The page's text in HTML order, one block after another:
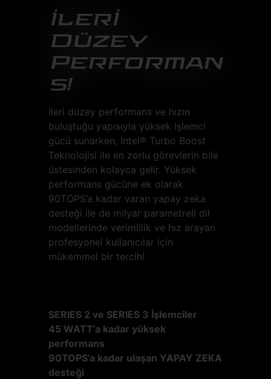
İlerİ
Düzey
Performan
s!
İleri düzey performans ve hızın
buluştuğu yapısıyla yüksek işlemci
gücü sunarken, Intel® Turbo Boost
Teknolojisi ile en zorlu görevlerin bile
üstesinden kolayca gelir. Yüksek
performans gücüne ek olarak
90TOPS’a kadar varan yapay zeka
desteği ile de milyar parametreli dil
modellerinde verimlilik ve hız arayan
profesyonel kullanıcılar için
mükemmel bir tercih!
SERIES 2 ve SERIES 3 İşlemciler
45 WATT’a kadar yüksek
performans
90TOPS’a kadar ulaşan YAPAY ZEKA
desteği